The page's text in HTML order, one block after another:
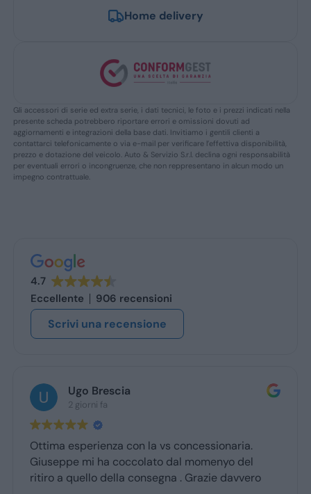
Home delivery
Gli accessori di serie ed extra serie, i dati tecnici, le foto e i prezzi indicati nella
presente scheda potrebbero riportare errori e omissioni dovuti ad
aggiornamenti e integrazioni della base dati. Invitiamo i gentili clienti a
contattarci telefonicamente o via e-mail per verificare l’effettiva disponibilità,
prezzo e dotazione del veicolo. Auto & Servizio S.r.l. declina ogni responsabilità
per eventuali errori o incongruenze, che non reppresentano in alcun modo un
impegno contrattuale.
4.7
Eccellente
906 recensioni
Scrivi una recensione
Ugo Brescia
2 giorni fa
Ottima esperienza con la vs concessionaria.
Giuseppe mi ha coccolato dal momenyo del
ritiro a quello della consegna . Grazie davvero